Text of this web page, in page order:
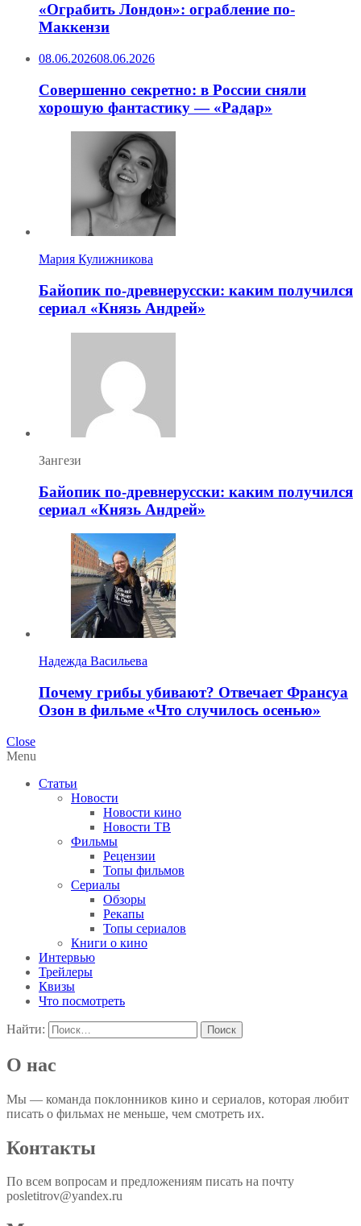
«Ограбить Лондон»: ограбление по-
Маккензи
08.06.202608.06.2026
Совершенно секретно: в России сняли
хорошую фантастику — «Радар»
Мария Кулижникова
Байопик по-древнерусски: каким получился
сериал «Князь Андрей»
Зангези
Байопик по-древнерусски: каким получился
сериал «Князь Андрей»
Надежда Васильева
Почему грибы убивают? Отвечает Франсуа
Озон в фильме «Что случилось осенью»
Close
Menu
Статьи
Новости
Новости кино
Новости ТВ
Фильмы
Рецензии
Топы фильмов
Сериалы
Обзоры
Рекапы
Топы сериалов
Книги о кино
Интервью
Трейлеры
Квизы
Что посмотреть
Найти:
О нас
Мы — команда поклонников кино и сериалов, которая любит
писать о фильмах не меньше, чем смотреть их.
Контакты
По всем вопросам и предложениям писать на почту
posletitrov@yandex.ru